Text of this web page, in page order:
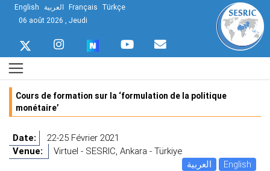
English العربية Français Türkçe
06 août 2026 , Jeudi
Cours de formation sur la ‘formulation de la politique
monétaire’
Date:
22-25 Février 2021
Venue:
Virtuel - SESRIC, Ankara - Türkiye
العربية
English